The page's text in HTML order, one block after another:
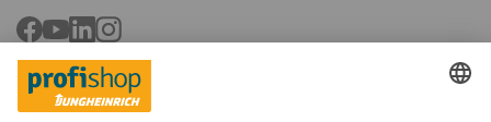
Facebook
YouTubeLinkedInInstagram
Langues